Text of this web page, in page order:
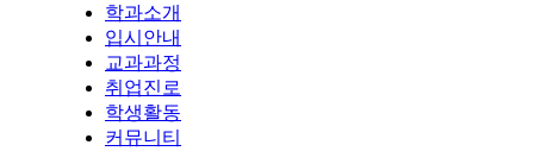
학과소개
입시안내
교과과정
취업진로
학생활동
커뮤니티